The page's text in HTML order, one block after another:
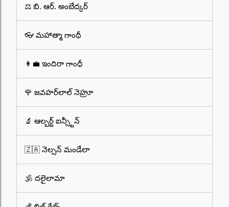
⚖️ బి. ఆర్. అంబేద్కర్
👓 మహాత్మా గాంధీ
👩‍💼 ఇందిరా గాంధీ
🌹 జవహర్‌లాల్ నెహ్రూ
🔬 ఆల్బర్ట్ ఐన్స్టీన్
🇿🇦 నెల్సన్ మండేలా
🕉️ దలైలామా